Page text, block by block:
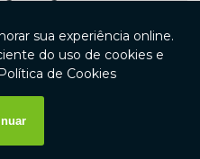
Icaraí de Minas
Delta